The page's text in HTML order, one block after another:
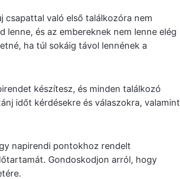
való első találkozóra nem
és az embereknek nem lenne elég
ha túl sokáig távol lennének a
készítesz, és minden találkozó
időt kérdésekre és válaszokra, valamint
napirendi pontokhoz rendelt
Gondoskodjon arról, hogy